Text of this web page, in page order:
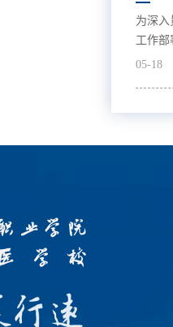
为深入
工作部
05-18